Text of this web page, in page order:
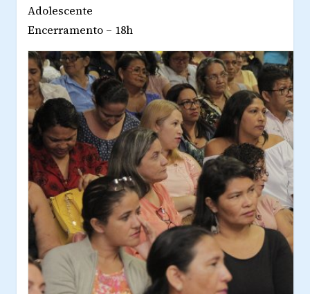
Adolescente
Encerramento – 18h